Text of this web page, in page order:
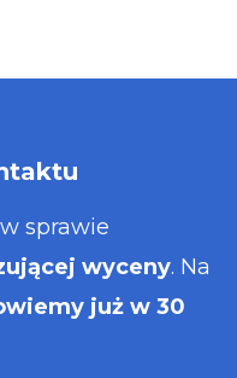
sprawie
wyceny. Na
już w 30